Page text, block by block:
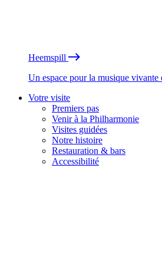
Heemspill
Un espace pour la musique vivante
Votre visite
Premiers pas
Venir à la Philharmonie
Visites guidées
Notre histoire
Restauration & bars
Accessibilité